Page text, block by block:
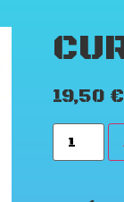
19,50 €